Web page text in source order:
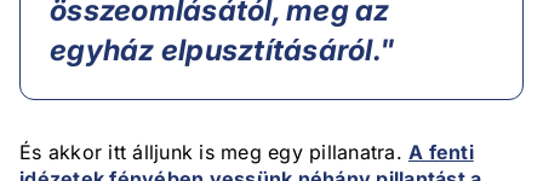
összeomlásától, meg az
egyház elpusztításáról."
És akkor itt álljunk is meg egy pillanatra. A fenti